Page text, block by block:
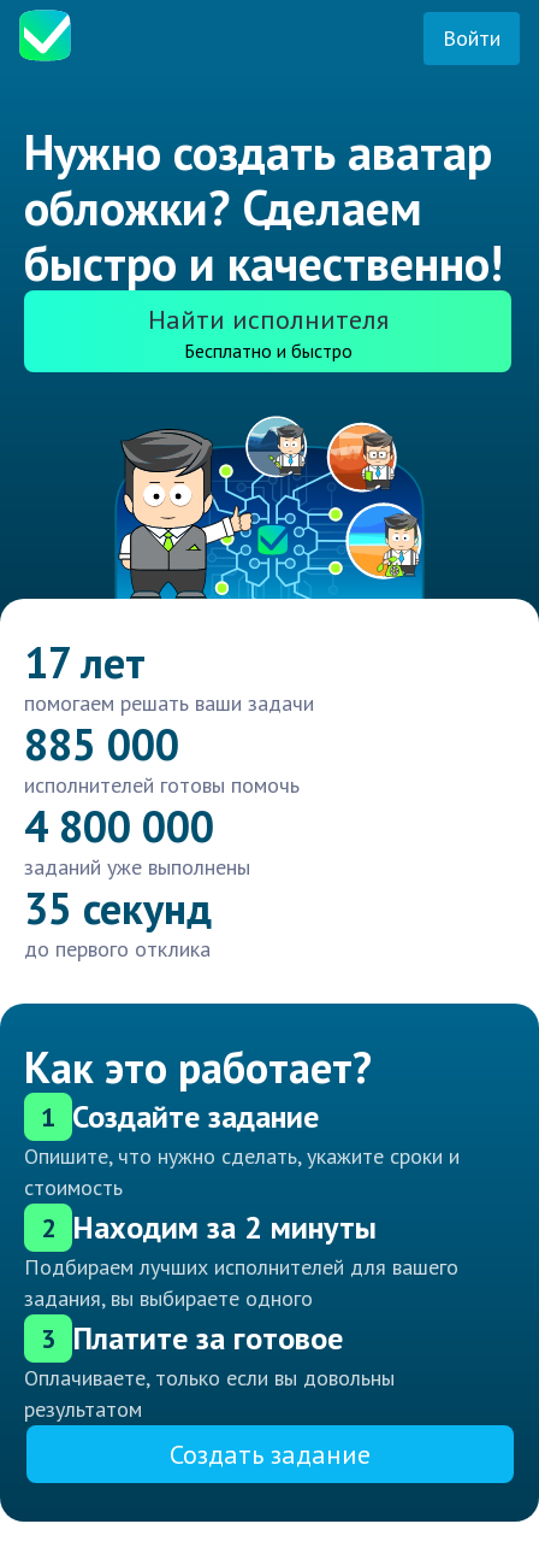
Войти
Нужно создать аватар
обложки? Сделаем
быстро и качественно!
Найти исполнителя
Бесплатно и быстро
17 лет
помогаем решать ваши задачи
885 000
исполнителей готовы помочь
4 800 000
заданий уже выполнены
35 секунд
до первого отклика
Как это работает?
1 Создайте задание
Опишите, что нужно сделать, укажите сроки и
стоимость
2 Находим за 2 минуты
Подбираем лучших исполнителей для вашего
задания, вы выбираете одного
3 Платите за готовое
Оплачиваете, только если вы довольны
результатом
Создать задание